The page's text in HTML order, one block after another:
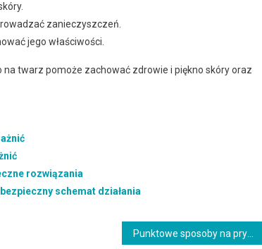
zanieczyszczeń.
jego właściwości.
twarz pomoże zachować zdrowie i piękno skóry oraz
rozwiązania
schemat działania